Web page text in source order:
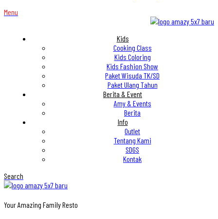
Menu
Kids
Cooking Class
Kids Coloring
Kids Fashion Show
Paket Wisuda TK/SD
Paket Ulang Tahun
Berita & Event
Amy & Events
Berita
Info
Outlet
Tentang Kami
SDGS
Kontak
Search
Your Amazing Family Resto